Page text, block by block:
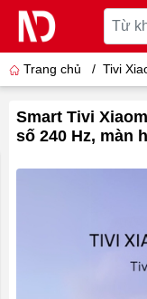
Trang chủ / Tivi
Smart Tivi
số 240 Hz, màn